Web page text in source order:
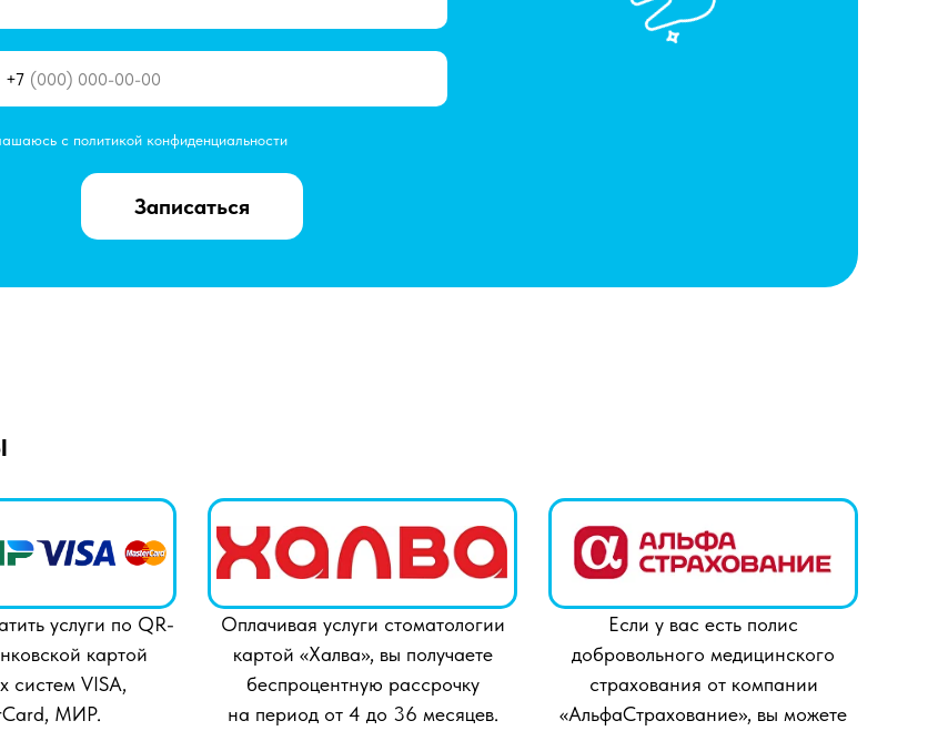
+7
с политикой конфиденциальности
Записаться
услуги по QR-
картой
систем VISA,
МИР.
Если у вас есть полис
добровольного медицинского
страхования от компании
«АльфаСтрахование», вы можете
Оплачивая услуги стоматологии
картой «Халва», вы получаете
беспроцентную рассрочку
на период от 4 до 36 месяцев.